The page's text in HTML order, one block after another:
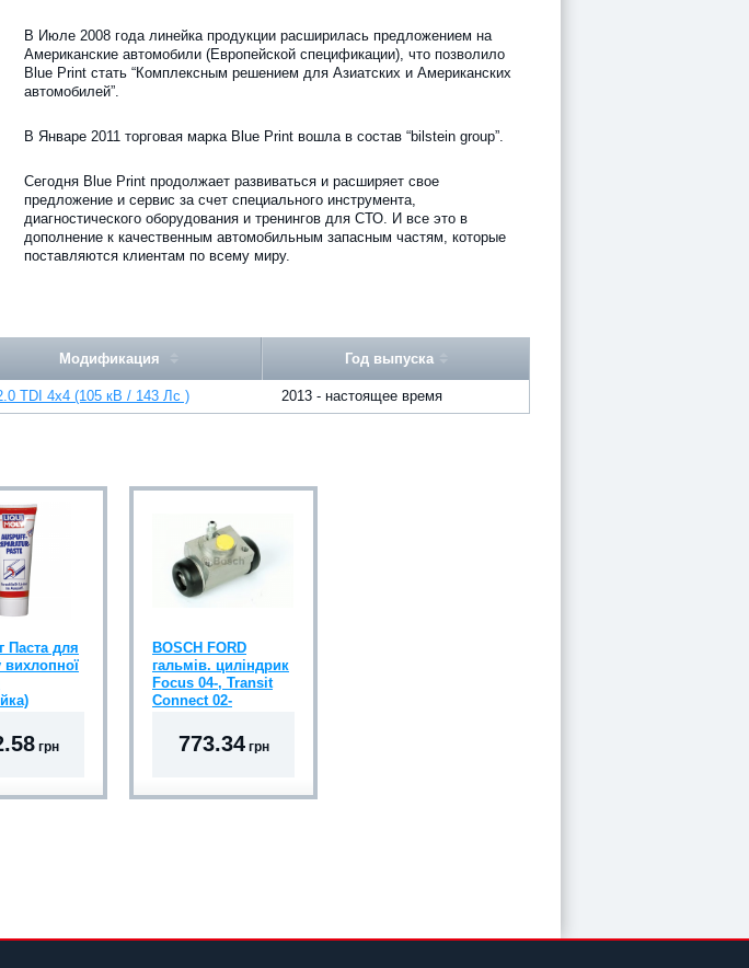
В Июле 2008 года линейка продукции расширилась предложением на
Американские автомобили (Европейской спецификации), что позволило
Blue Print стать “Комплексным решением для Азиатских и Американских
автомобилей”.
В Январе 2011 торговая марка Blue Print вошла в состав “bilstein group”.
Сегодня Blue Print продолжает развиваться и расширяет свое
предложение и сервис за счет специального инструмента,
диагностического оборудования и тренингов для СТО. И все это в
дополнение к качественным автомобильным запасным частям, которые
поставляются клиентам по всему миру.
Модификация Год выпуска
TDI 4x4 (105 кВ / 143 Лс ) 2013 - настоящее время
Паста для
вихлопної
грн
BOSCH FORD
гальмів. циліндрик
Focus 04-, Transit
Connect 02-
773.34грн